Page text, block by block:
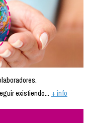
existiendo... + info